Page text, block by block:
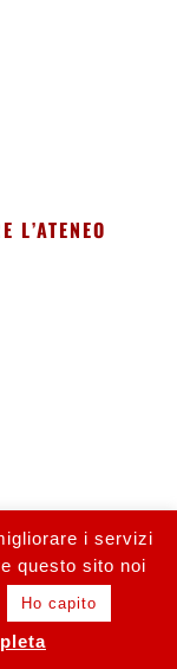
L’ATENEO
i servizi
questo sito noi
Ho capito